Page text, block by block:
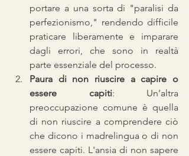
portare a una sorta di "paralisi da
perfezionismo," rendendo difficile
praticare liberamente e imparare
dagli errori, che sono in realtà
parte essenziale del processo.
Paura di non riuscire a capire o
essere capiti: Un’altra
preoccupazione comune è quella
di non riuscire a comprendere ciò
che dicono i madrelingua o di non
essere capiti. L'ansia di non sapere